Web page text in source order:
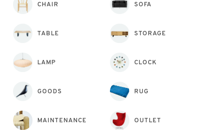
CHAIR SOFA
TABLE STORAGE
LAMP CLOCK
GOODS RUG
MAINTENANCE OUTLET